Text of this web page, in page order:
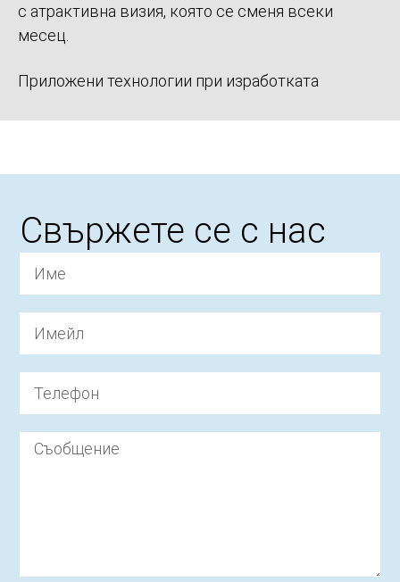
с атрактивна визия, която се сменя всеки
месец.
Приложени технологии при изработката
Свържете се с нас